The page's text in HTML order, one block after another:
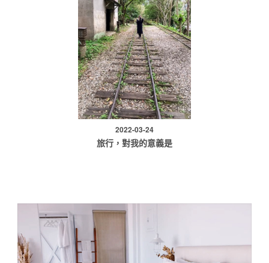
2022-03-24
旅行，對我的意義是